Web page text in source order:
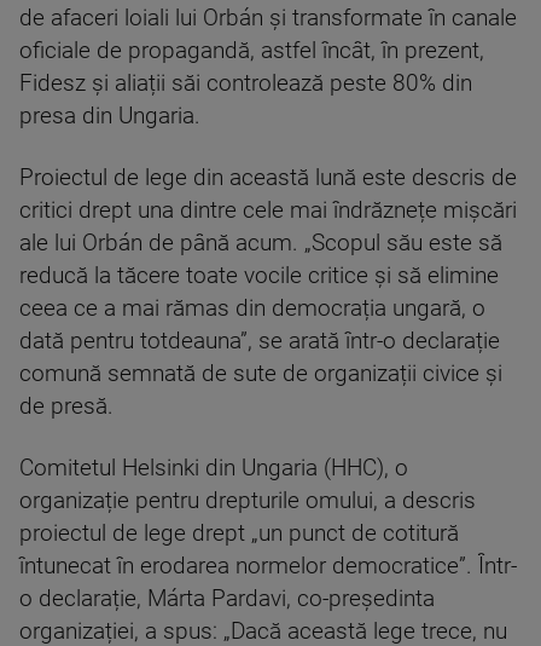
de afaceri loiali lui Orbán și transformate în canale
oficiale de propagandă, astfel încât, în prezent,
Fidesz și aliații săi controlează peste 80% din
presa din Ungaria.
Proiectul de lege din această lună este descris de
critici drept una dintre cele mai îndrăznețe mișcări
ale lui Orbán de până acum. „Scopul său este să
reducă la tăcere toate vocile critice și să elimine
ceea ce a mai rămas din democrația ungară, o
dată pentru totdeauna”, se arată într-o declarație
comună semnată de sute de organizații civice și
de presă.
Comitetul Helsinki din Ungaria (HHC), o
organizație pentru drepturile omului, a descris
proiectul de lege drept „un punct de cotitură
întunecat în erodarea normelor democratice”. Într-
o declarație, Márta Pardavi, co-președinta
organizației, a spus: „Dacă această lege trece, nu